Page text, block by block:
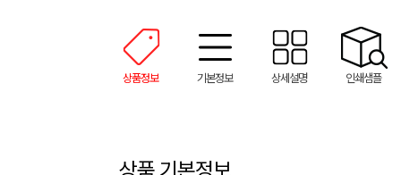
상품정보 기본정보 상세설명 인쇄샘플